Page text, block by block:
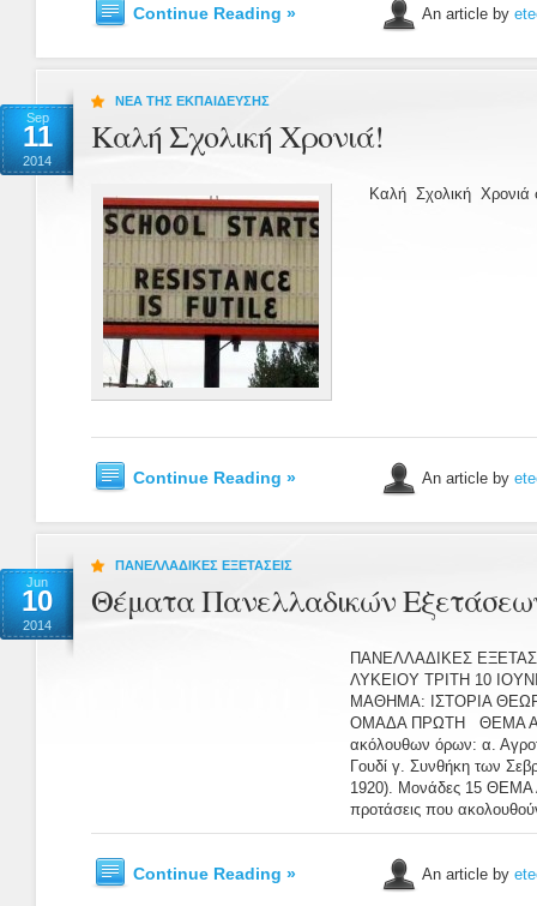
Continue Reading » An article by
Sep
11
2014
ΝΕΑ ΤΗΣ ΕΚΠΑΙΔΕΥΣΗΣ
Καλή Σχολική Χρονιά!
Καλή Σχολική Χρονιά
Continue Reading » An article by
Jun
10
2014
ΠΑΝΕΛΛΑΔΙΚΕΣ ΕΞΕΤΑΣΕΙΣ
Θέματα Πανελλαδικών
ΠΑΝΕΛΛΑΔΙΚΕΣ
ΛΥΚΕΙΟΥ ΤΡΙΤΗ 10
ΜΑΘΗΜΑ: ΙΣΤΟΡΙΑ
ΟΜΑΔΑ ΠΡΩΤΗ ΘΕΜΑ Α1
ακόλουθων όρων: α.
Γουδί γ. Συνθήκη των
1920). Μονάδες 15 ΘΕΜΑ
προτάσεις που
Continue Reading » An article by